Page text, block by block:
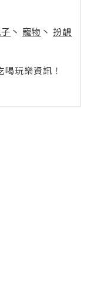
丶 寵物 丶 扮靚
玩樂資訊！